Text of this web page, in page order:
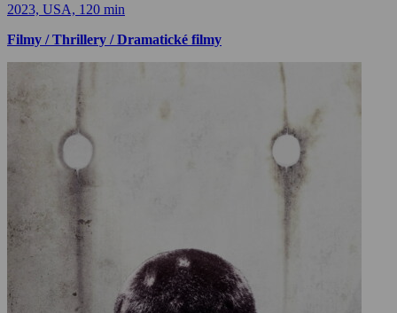
2023, USA, 120 min
Filmy / Thrillery / Dramatické filmy